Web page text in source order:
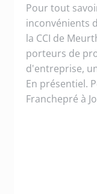
Pour tout
inconvénients
la CCI de
porteurs de
d'entreprise,
En présentiel.
Franchepré à